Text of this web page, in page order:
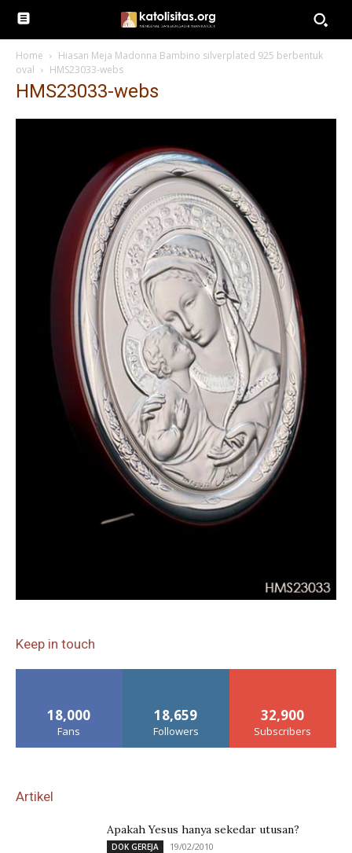
Home
Hiasan Meja Madonna Bambino silverplated 925 berbentuk
oval
HMS23033-webs
HMS23033-webs
Keep in touch
18,000
Fans
18,659
Followers
32,900
Subscribers
Artikel
Apakah Yesus hanya sekedar utusan?
DOK GEREJA 19/02/2010